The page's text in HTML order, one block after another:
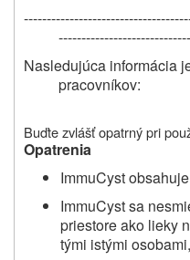
Nasledujúca informácia
pracovníkov:
Buďte zvlášť opatrný pri
Opatrenia
ImmuCyst
ImmuCyst sa
priestore ako lieky
tými istými